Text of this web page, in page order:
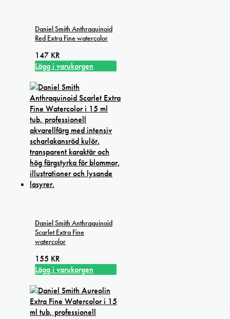
Daniel Smith Anthraquinoid
Red Extra Fine watercolor
147 KR
Lägg i varukorgen
Daniel Smith Anthraquinoid
Scarlet Extra Fine
watercolor
155 KR
Lägg i varukorgen